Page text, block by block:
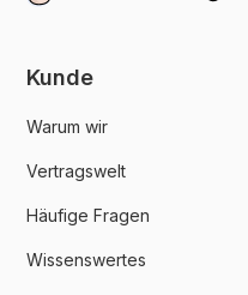
Kunde
Warum wir
Vertragswelt
Häufige Fragen
Wissenswertes